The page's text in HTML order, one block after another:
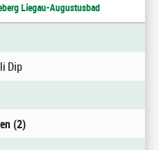
Liegau-Augustusbad
Dip
(2)